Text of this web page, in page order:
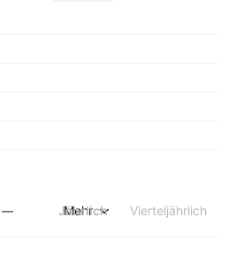
— Jährlich Vierteljährlich
Mehr